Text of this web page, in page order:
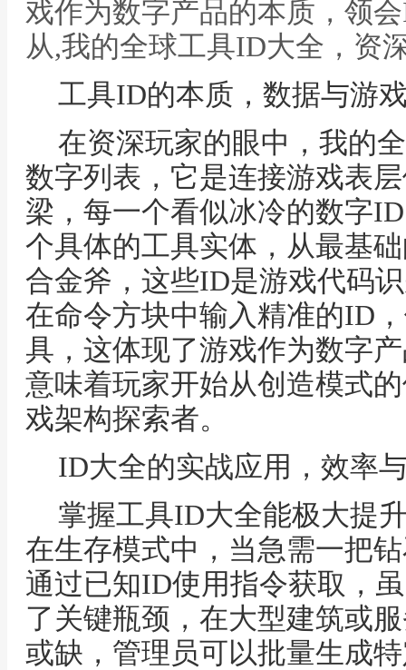
戏作为数字产品的本质，领
从,我的全球工具ID大全，资
工具ID的本质，数据与游
在资深玩家的眼中，我的
数字列表，它是连接游戏表
梁，每一个看似冰冷的数字
个具体的工具实体，从最基
合金斧，这些ID是游戏代码
在命令方块中输入精准的ID
具，这体现了游戏作为数字
意味着玩家开始从创造模式
戏架构探索者。
ID大全的实战应用，效率
掌握工具ID大全能极大提
在生存模式中，当急需一把
通过已知ID使用指令获取，
了关键瓶颈，在大型建筑或
或缺，管理员可以批量生成